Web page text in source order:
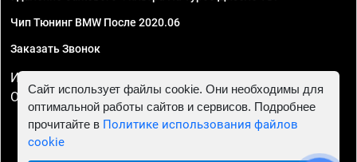
Чип Тюнинг BMW После 2020.06
Заказать Звонок
ИП Смирнов Георгий Павлович. ИНН 781302555843,
ОГРНИП 324470400032610
Сайт использует файлы cookie. Они необходимы для
оптимальной работы сайтов и сервисов. Подробнее
прочитайте в Политике использования файлов
cookie